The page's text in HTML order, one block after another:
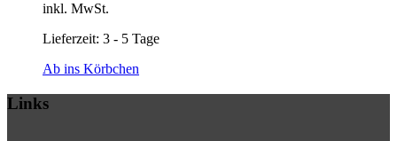
inkl. MwSt.
Lieferzeit: 3 - 5 Tage
Ab ins Körbchen
Links